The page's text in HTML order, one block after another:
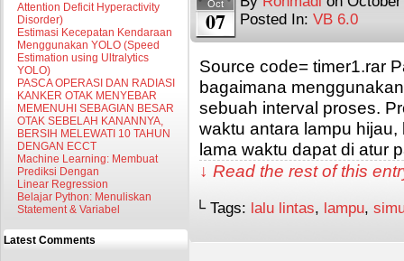
Attention Deficit Hyperactivity
Disorder)
Estimasi Kecepatan Kendaraan
Menggunakan YOLO (Speed
Estimation using Ultralytics
YOLO)
PASCA OPERASI DAN RADIASI
KANKER OTAK MENYEBAR
MEMENUHI SEBAGIAN BESAR
OTAK SEBELAH KANANNYA,
BERSIH MELEWATI 10 TAHUN
DENGAN ECCT
Machine Learning: Membuat
Prediksi Dengan
Linear Regression
Belajar Python: Menuliskan
Statement & Variabel
Latest Comments
Oct
07
Posted In: VB 6.0
Source code= timer1.rar
bagaimana
sebuah interval proses.
waktu antara lampu
lama waktu dapat di atur
↓ Read the rest of this
└ Tags: lalu lintas, lampu,